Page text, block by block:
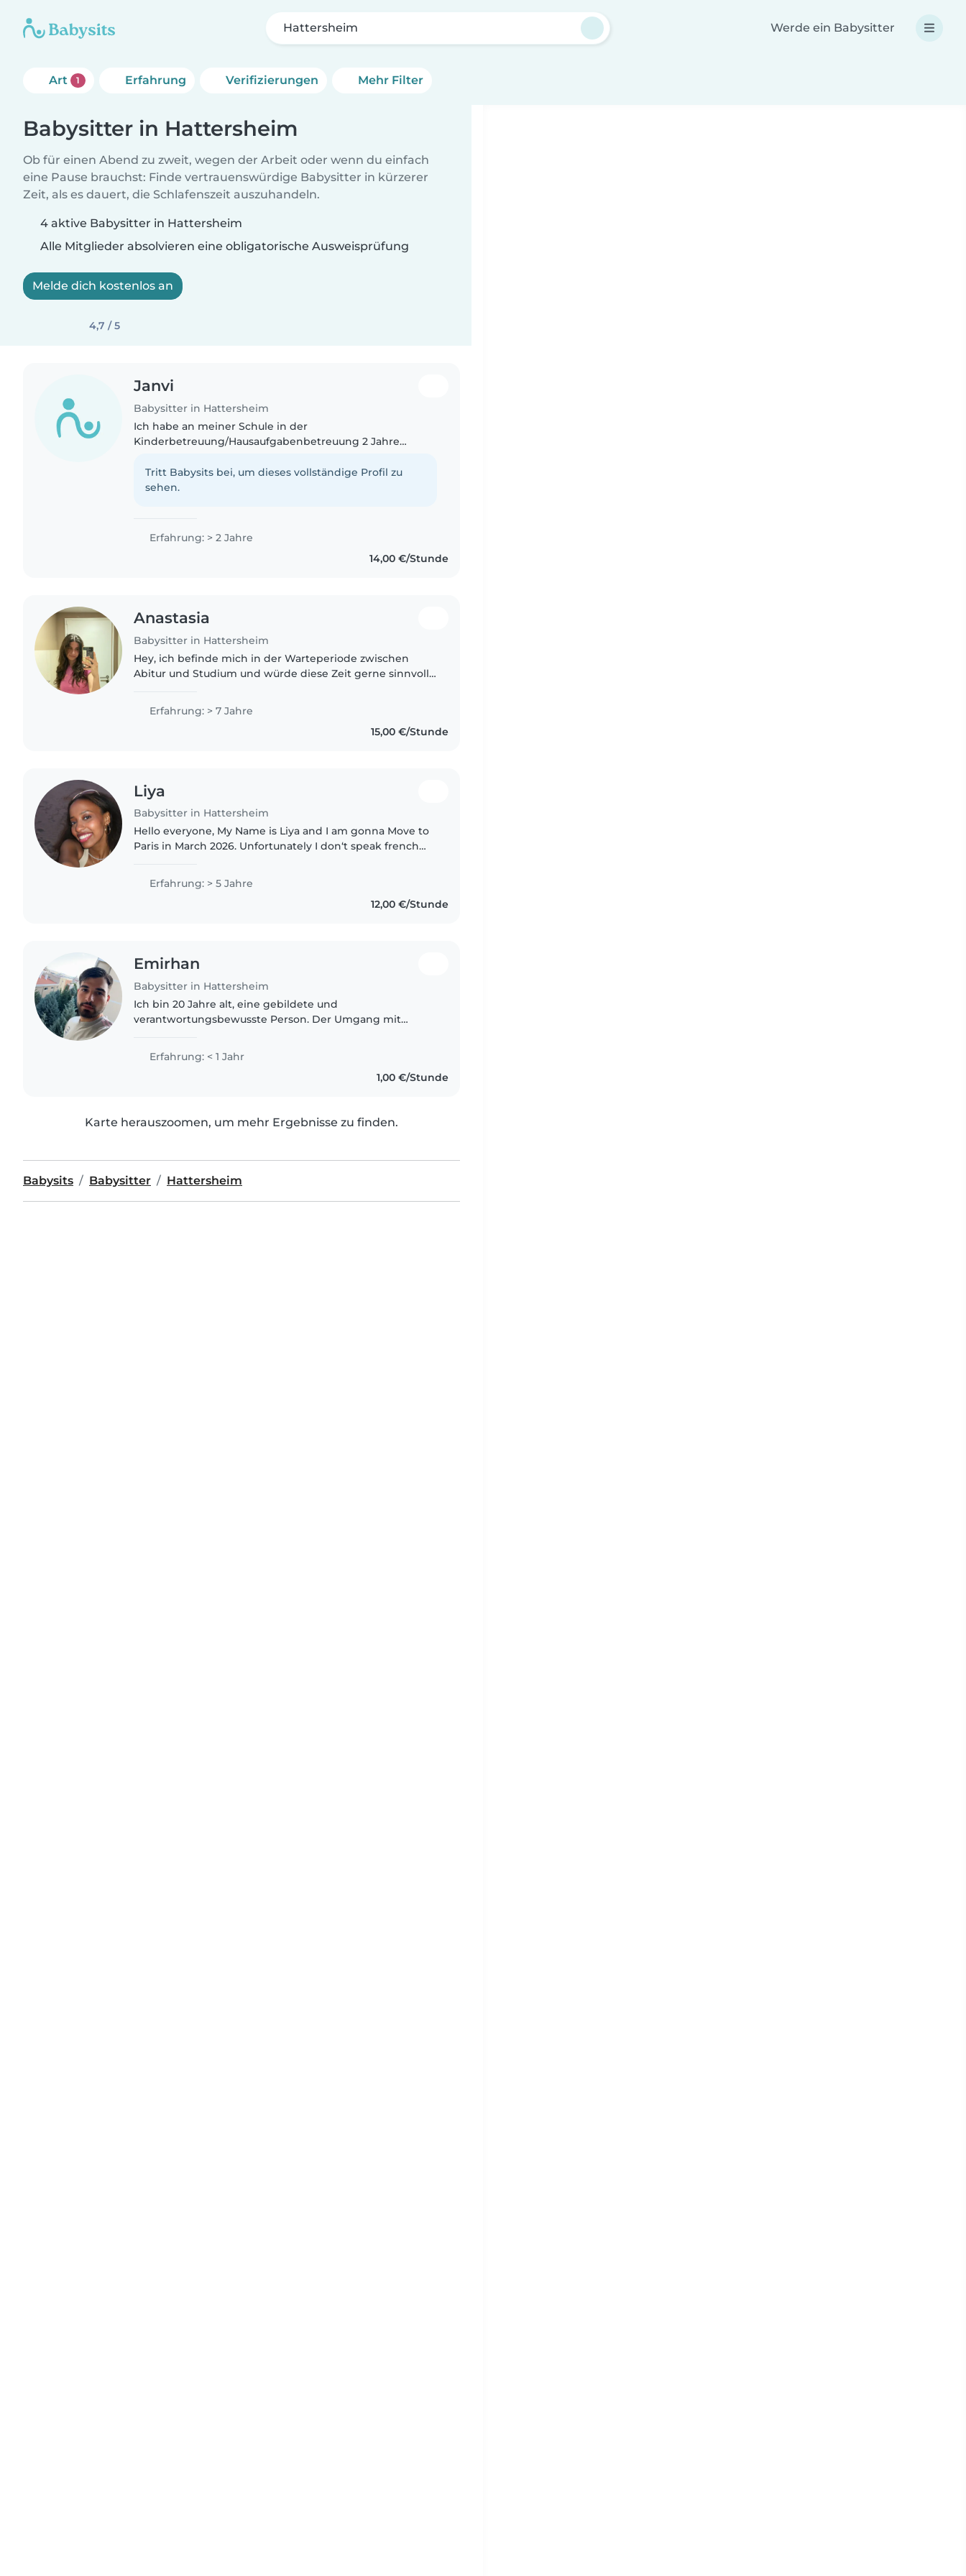
Hattersheim Werde ein Babysitter
Art 1 Erfahrung Verifizierungen Mehr Filter
Babysitter in Hattersheim
Ob für einen Abend zu zweit, wegen der Arbeit oder wenn du einfach
eine Pause brauchst: Finde vertrauenswürdige Babysitter in kürzerer
Zeit, als es dauert, die Schlafenszeit auszuhandeln.
4 aktive Babysitter in Hattersheim
Alle Mitglieder absolvieren eine obligatorische Ausweisprüfung
Melde dich kostenlos an
4,7 / 5
Janvi
Babysitter in Hattersheim
Ich habe an meiner Schule in der
Kinderbetreuung/Hausaufgabenbetreuung 2 Jahre
Tritt Babysits bei, um dieses vollständige Profil zu
sehen.
Erfahrung: > 2 Jahre
14,00 €/Stunde
Anastasia
Babysitter in Hattersheim
Hey, ich befinde mich in der Warteperiode zwischen
Abitur und Studium und würde diese Zeit gerne sinnvoll
Erfahrung: > 7 Jahre
15,00 €/Stunde
Liya
Babysitter in Hattersheim
Hello everyone, My Name is Liya and I am gonna Move to
Paris in March 2026. Unfortunately I don‘t speak french
Currently I..
Erfahrung: > 5 Jahre
12,00 €/Stunde
Emirhan
Babysitter in Hattersheim
Ich bin 20 Jahre alt, eine gebildete und
verantwortungsbewusste Person. Der Umgang mit
einfühlsam und aufmerksam bin. Es macht..
Erfahrung: < 1 Jahr
1,00 €/Stunde
Karte herauszoomen, um mehr Ergebnisse zu finden.
Babysits Babysitter Hattersheim